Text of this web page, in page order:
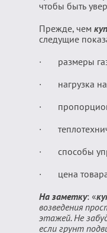
чтобы быть
Прежде, чем
следущие
· размеры
· нагрузка на
·
·
· способы
· цена
На заметку: «
возведения
этажей. Не
если грунт